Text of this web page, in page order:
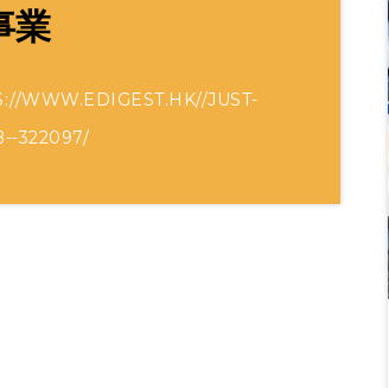
業
WWW.EDIGEST.HK//JUST-
322097/